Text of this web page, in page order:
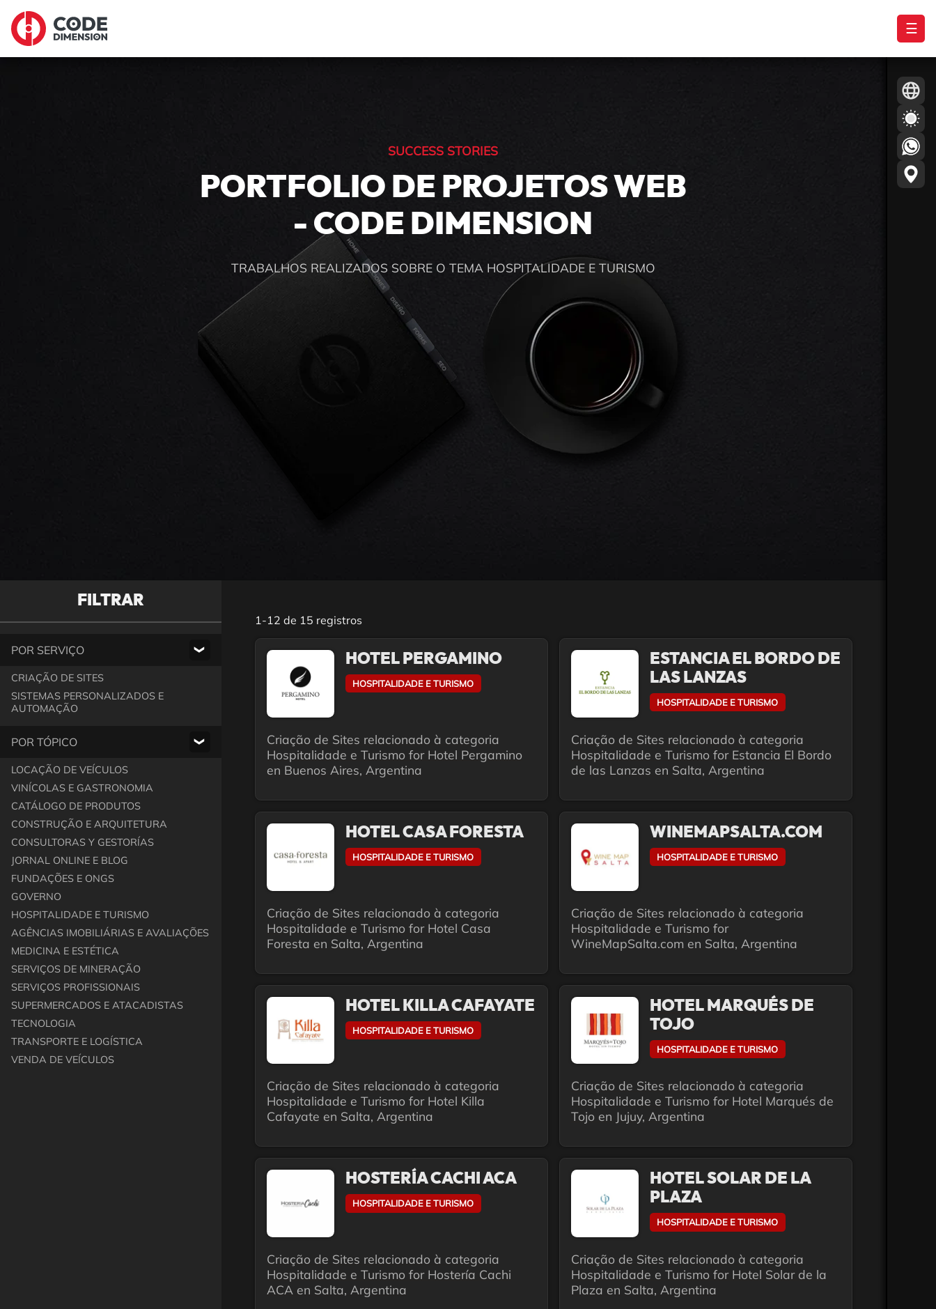
☰
SUCCESS STORIES
PORTFOLIO DE PROJETOS WEB
- CODE DIMENSION
TRABALHOS REALIZADOS SOBRE O TEMA HOSPITALIDADE E TURISMO
FILTRAR
POR SERVIÇO ❯
CRIAÇÃO DE SITES
SISTEMAS PERSONALIZADOS E
AUTOMAÇÃO
POR TÓPICO ❯
LOCAÇÃO DE VEÍCULOS
VINÍCOLAS E GASTRONOMIA
CATÁLOGO DE PRODUTOS
CONSTRUÇÃO E ARQUITETURA
CONSULTORAS Y GESTORÍAS
JORNAL ONLINE E BLOG
FUNDAÇÕES E ONGS
GOVERNO
HOSPITALIDADE E TURISMO
AGÊNCIAS IMOBILIÁRIAS E AVALIAÇÕES
MEDICINA E ESTÉTICA
SERVIÇOS DE MINERAÇÃO
SERVIÇOS PROFISSIONAIS
SUPERMERCADOS E ATACADISTAS
TECNOLOGIA
TRANSPORTE E LOGÍSTICA
VENDA DE VEÍCULOS
1-12 de 15 registros
HOTEL PERGAMINO
HOSPITALIDADE E TURISMO
Criação de Sites relacionado à categoria
Hospitalidade e Turismo for Hotel Pergamino
en Buenos Aires, Argentina
ESTANCIA EL BORDO DE
LAS LANZAS
HOSPITALIDADE E TURISMO
Criação de Sites relacionado à categoria
Hospitalidade e Turismo for Estancia El Bordo
de las Lanzas en Salta, Argentina
HOTEL CASA FORESTA
HOSPITALIDADE E TURISMO
Criação de Sites relacionado à categoria
Hospitalidade e Turismo for Hotel Casa
Foresta en Salta, Argentina
WINEMAPSALTA.COM
HOSPITALIDADE E TURISMO
Criação de Sites relacionado à categoria
Hospitalidade e Turismo for
WineMapSalta.com en Salta, Argentina
HOTEL KILLA CAFAYATE
HOSPITALIDADE E TURISMO
Criação de Sites relacionado à categoria
Hospitalidade e Turismo for Hotel Killa
Cafayate en Salta, Argentina
HOTEL MARQUÉS DE
TOJO
HOSPITALIDADE E TURISMO
Criação de Sites relacionado à categoria
Hospitalidade e Turismo for Hotel Marqués de
Tojo en Jujuy, Argentina
HOSTERÍA CACHI ACA
HOSPITALIDADE E TURISMO
Criação de Sites relacionado à categoria
Hospitalidade e Turismo for Hostería Cachi
ACA en Salta, Argentina
HOTEL SOLAR DE LA
PLAZA
HOSPITALIDADE E TURISMO
Criação de Sites relacionado à categoria
Hospitalidade e Turismo for Hotel Solar de la
Plaza en Salta, Argentina